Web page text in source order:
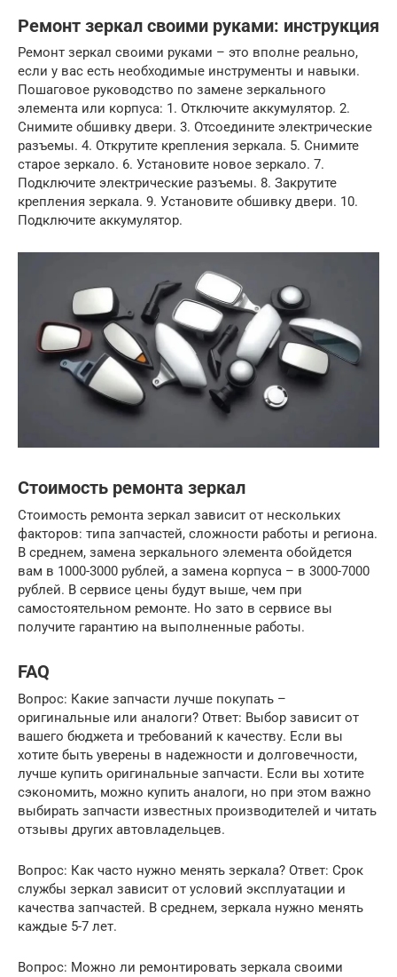
Ремонт зеркал своими руками: инструкция
Ремонт зеркал своими руками – это вполне реально,
если у вас есть необходимые инструменты и навыки.
Пошаговое руководство по замене зеркального
элемента или корпуса: 1. Отключите аккумулятор. 2.
Снимите обшивку двери. 3. Отсоедините электрические
разъемы. 4. Открутите крепления зеркала. 5. Снимите
старое зеркало. 6. Установите новое зеркало. 7.
Подключите электрические разъемы. 8. Закрутите
крепления зеркала. 9. Установите обшивку двери. 10.
Подключите аккумулятор.
Стоимость ремонта зеркал
Стоимость ремонта зеркал зависит от нескольких
факторов: типа запчастей, сложности работы и региона.
В среднем, замена зеркального элемента обойдется
вам в 1000-3000 рублей, а замена корпуса – в 3000-7000
рублей. В сервисе цены будут выше, чем при
самостоятельном ремонте. Но зато в сервисе вы
получите гарантию на выполненные работы.
FAQ
Вопрос: Какие запчасти лучше покупать –
оригинальные или аналоги? Ответ: Выбор зависит от
вашего бюджета и требований к качеству. Если вы
хотите быть уверены в надежности и долговечности,
лучше купить оригинальные запчасти. Если вы хотите
сэкономить, можно купить аналоги, но при этом важно
выбирать запчасти известных производителей и читать
отзывы других автовладельцев.
Вопрос: Как часто нужно менять зеркала? Ответ: Срок
службы зеркал зависит от условий эксплуатации и
качества запчастей. В среднем, зеркала нужно менять
каждые 5-7 лет.
Вопрос: Можно ли ремонтировать зеркала своими